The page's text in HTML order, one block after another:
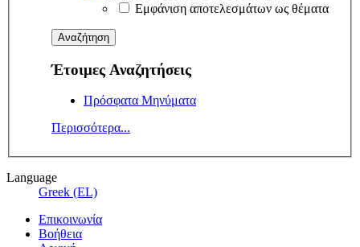
Εμφάνιση αποτελεσμάτων ως θέματα
Έτοιμες Αναζητήσεις
Πρόσφατα Μηνύματα
Περισσότερα...
Language
Greek (EL)
Επικοινωνία
Βοήθεια